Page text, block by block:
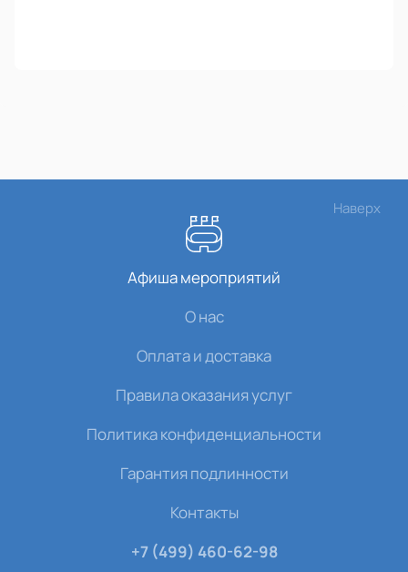
Наверх
Афиша мероприятий
О нас
Оплата и доставка
Правила оказания услуг
Политика конфиденциальности
Гарантия подлинности
Контакты
+7 (499) 460-62-98